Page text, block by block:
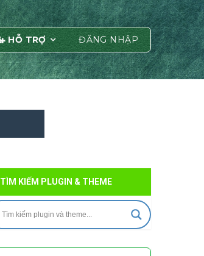
HỖ TRỢ ĐĂNG NHẬP
TÌM KIẾM PLUGIN & THEME